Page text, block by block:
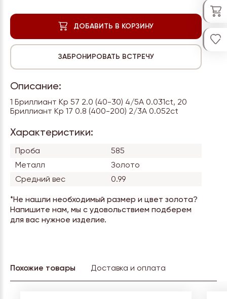
Описание:
1 Бриллиант Кр 57 2.0 (40-30) 4/5А 0.031ct, 20
Бриллиант Кр 17 0.8 (400-200) 2/3А 0.052ct
Характеристики:
Проба
585
Металл
Золото
Средний вес
0.99
*Не нашли необходимый размер и цвет золота?
Напишите нам, мы с удовольствием подберем
для вас нужное изделие.
Похожие товары Доставка и оплата